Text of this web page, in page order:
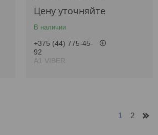
Цену уточняйте
В наличии
+375 (44) 775-45-
92
А1 VIBER
1 2